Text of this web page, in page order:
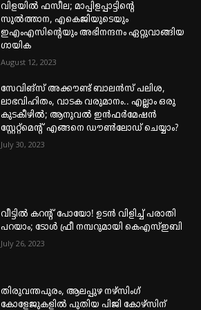
വിളയിൽ ഫസീല; മാപ്പിളപ്പാട്ടിന്റെ
സുൽത്താന, എകെജിയുടെയും
ഇഎംഎസിന്റെയും അഭിനന്ദനം ഏറ്റുവാങ്ങിയ
ഗായിക
August 12, 2023
സേവിങ്സ് അക്കൗണ്ട് ബാലൻസ് പലിശ,
ലാഭവിഹിതം, വാടക വരുമാനം.. എല്ലാം ഒരു
കുടകീഴിൽ; ആനുവൽ ഇൻഫർമേഷൻ
സ്റ്റേറ്റ്മെന്റ് എങ്ങനെ ഡൗൺലോഡ് ചെയ്യാം?
July 30, 2023
വീട്ടില്‍ കറന്റ് പോയോ! ഉടന്‍ വിളിച്ച് പരാതി
പറയാം; ടോള്‍ ഫ്രീ നമ്പറുമായി കെഎസ്ഇബി
July 26, 2023
തിരുവന്തപുരം, ആലപ്പുഴ നഴ്‌സിംഗ്
കോളേജുകളില്‍ പുതിയ പിജി കോഴ്‌സിന്